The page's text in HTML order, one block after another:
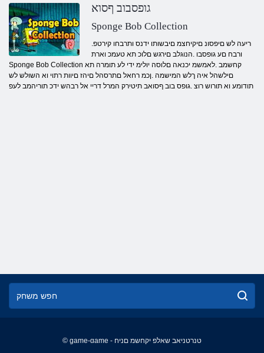
גופסבוב ףסוא
Sponge Bob Collection
.ריעה לש םיפסונ םיקיחצמ םיבשותו ידנס ותרבחו קירטפ
ורבח םע גופסבו .הנוגלב םירגש םלוכ תא טעמכ וארת
Sponge Bob Collection קחשמב .לאמשמ יכנאה םלוסה יולימ ידי לע תומרה תא
םילשהל איה ךלש המישמה .ןכמ רחאל םתרסהל םיהז םיוות רתוי וא השולש לש
תודומע וא תורוש רוצ .גופס בוב ףסואב תיטירק המרל דריי אל רבהש ידכ תוריהמב לעפ
© game-game - טנרטניאב שאלפ יקחשמ םניח